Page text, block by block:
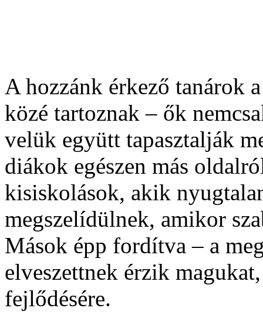
A hozzánk érkező tanárok
közé tartoznak – ők
velük együtt tapasztalják
diákok egészen más
kisiskolások, akik
megszelídülnek, amikor
Mások épp fordítva – a
elveszettnek érzik
fejlődésére.